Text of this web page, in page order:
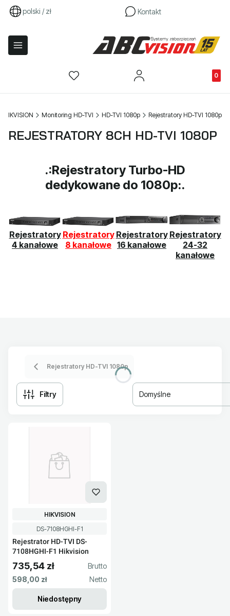
polski / zł Kontakt
HIKVISION Monitoring HD-TVI HD-TVI 1080p Rejestratory HD-TVI 1080p
REJESTRATORY 8CH HD-TVI 1080P
.:Rejestratory Turbo-HD
dedykowane do 1080p:.
Rejestratory
4 kanałowe
Rejestratory
8 kanałowe
Rejestratory
24-32
kanałowe
Rejestratory
16 kanałowe
Rejestratory HD-TVI 1080p
Filtry Domyślne
Kod produktu
DS-7108HGHI-F1
Rejestrator HD-TVI DS-
7108HGHI-F1 Hikvision
PRODUCENT
HIKVISION
Cena brutto
735,54 zł
Cena netto
598,00 zł
Niedostępny